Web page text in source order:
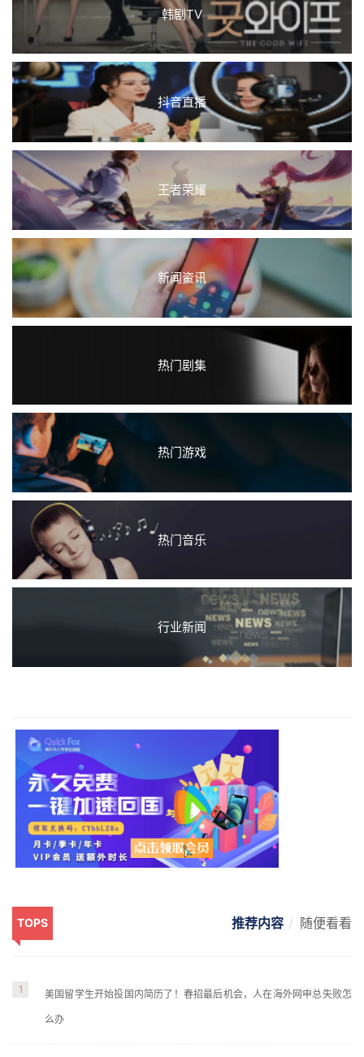
韩剧TV
抖音直播
王者荣耀
新闻资讯
热门剧集
热门游戏
热门音乐
行业新闻
TOPS 推荐内容 随便看看
1 美国留学生开始投国内简历了！春招最后机会，人在海外网申总失败怎
么办